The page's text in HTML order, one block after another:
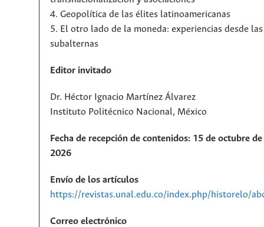
4. Geopolítica de las élites latinoamericanas
5. El otro lado de la moneda: experiencias desde
subalternas
Editor invitado
Dr. Héctor Ignacio Martínez Álvarez
Instituto Politécnico Nacional, México
Fecha de recepción de contenidos: 15 de octubre
2026
Envío de los artículos
https://revistas.unal.edu.co/index.php/historelo/
Correo electrónico